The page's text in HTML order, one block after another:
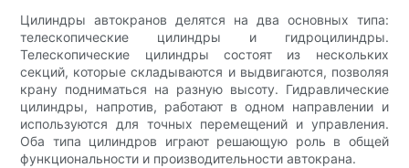
Цилиндры автокранов делятся на два основных типа:
телескопические цилиндры и гидроцилиндры.
Телескопические цилиндры состоят из нескольких
секций, которые складываются и выдвигаются, позволяя
крану подниматься на разную высоту. Гидравлические
цилиндры, напротив, работают в одном направлении и
используются для точных перемещений и управления.
Оба типа цилиндров играют решающую роль в общей
функциональности и производительности автокрана.